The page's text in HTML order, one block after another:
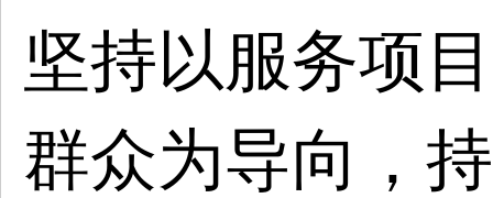
坚持以服务项
群众为导向，